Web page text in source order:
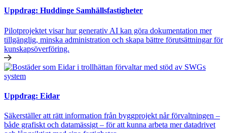
Uppdrag: Huddinge Samhällsfastigheter
Pilotprojektet visar hur generativ AI kan göra dokumentation mer
tillgänglig, minska administration och skapa bättre förutsättningar för
kunskapsöverföring.
Uppdrag: Eidar
Säkerställer att rätt information från byggprojekt når förvaltningen –
både grafiskt och datamässigt – för att kunna arbeta mer datadrivet